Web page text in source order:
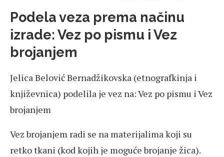
Podela veza prema načinu
izrade: Vez po pismu i Vez
brojanjem
Jelica Belović Bernadžikovska (etnografkinja i
književnica) podelila je vez na: Vez po pismu i Vez
brojanjem
Vez brojanjem radi se na materijalima koji su
retko tkani (kod kojih je moguće brojanje žica).